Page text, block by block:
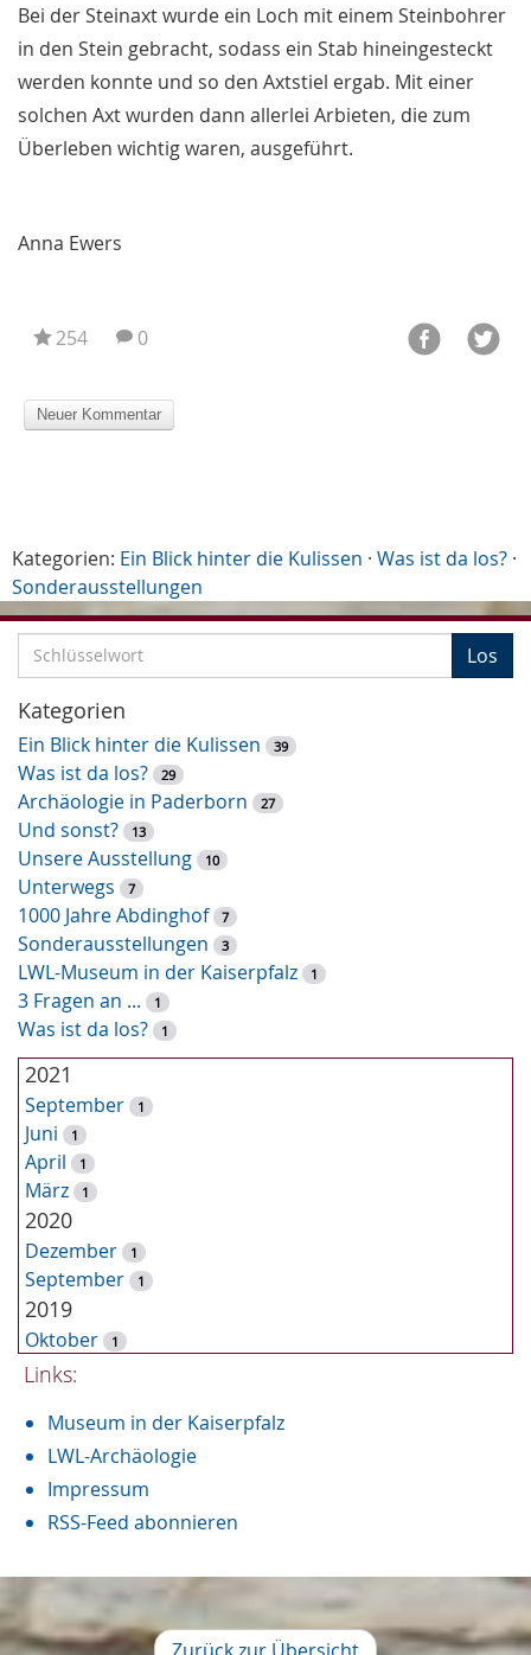
Bei der Steinaxt wurde ein Loch mit einem Steinbohrer
in den Stein gebracht, sodass ein Stab hineingesteckt
werden konnte und so den Axtstiel ergab. Mit einer
solchen Axt wurden dann allerlei Arbieten, die zum
Überleben wichtig waren, ausgeführt.
Anna Ewers
254 0
Kategorien: Ein Blick hinter die Kulissen · Was ist da los? ·
Sonderausstellungen
c
h
l
ü
s
s
e
l
w
o
r
t
-
S
u
h
e
Los
Kategorien
Ein Blick hinter die Kulissen 39
Was ist da los? 29
Archäologie in Paderborn 27
Und sonst? 13
Unsere Ausstellung 10
Unterwegs 7
1000 Jahre Abdinghof 7
Sonderausstellungen 3
LWL-Museum in der Kaiserpfalz 1
3 Fragen an ... 1
Was ist da los? 1
2021
September 1
Juni 1
April 1
März 1
2020
Dezember 1
September 1
2019
Oktober 1
September
Juni 1
2018
Oktober 2
Juli 6
April
Januar 1
Links:
Museum in der Kaiserpfalz
LWL-Archäologie
Impressum
RSS-Feed abonnieren
Zurück zur Übersicht